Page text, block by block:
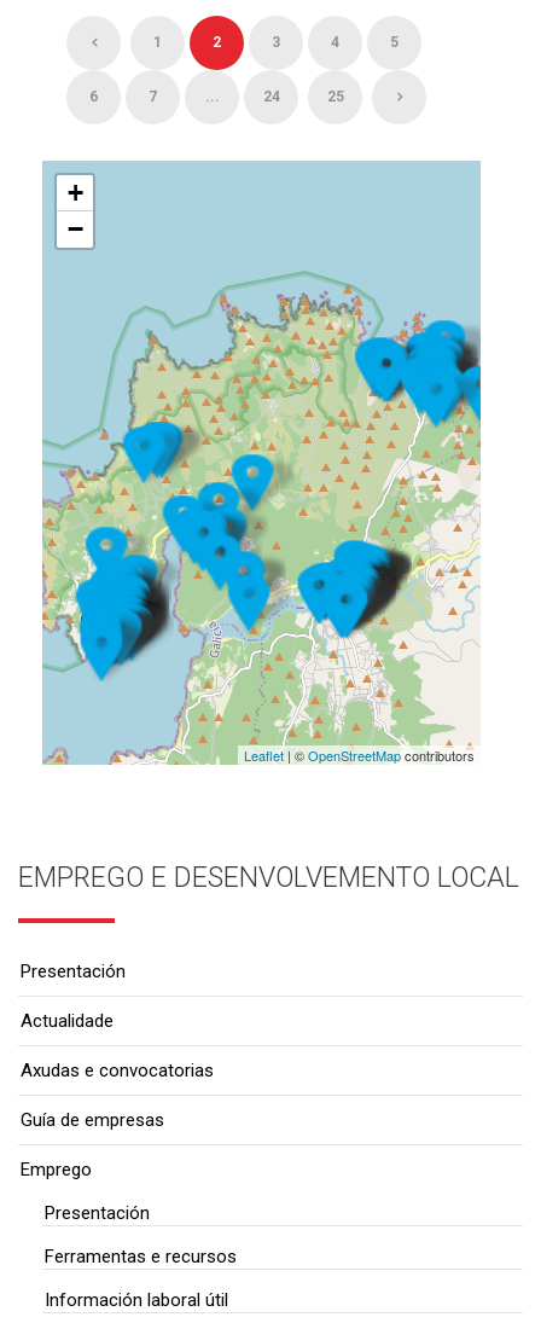
1 2 3 4 5
6 7 ... 24 25
+
−
Leaflet| ©OpenStreetMapcontributors
EMPREGO E DESENVOLVEMENTO LOCAL
Presentación
Actualidade
Axudas e convocatorias
Guía de empresas
Emprego
Presentación
Ferramentas e recursos
Información laboral útil